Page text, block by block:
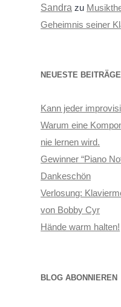
Sandra zu
Geheimnis seiner
NEUESTE BEITRÄGE
Kann jeder
Warum eine
nie lernen wird.
Gewinner “Piano
Dankeschön
Verlosung:
von Bobby Cyr
Hände warm halten!
BLOG ABONNIEREN